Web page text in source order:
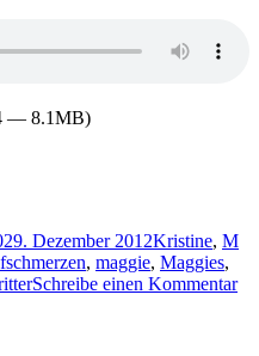
— 8.1MB)
29. Dezember 2012Kristine, M
, maggie, Maggies,
Schreibe einen Kommentarzu